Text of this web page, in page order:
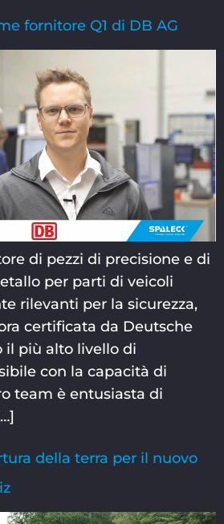
fornitore Q1 di DB AG
di pezzi di precisione e di
per parti di veicoli
rilevanti per la sicurezza,
certificata da Deutsche
il più alto livello di
con la capacità di
team è entusiasta di
della terra per il nuovo